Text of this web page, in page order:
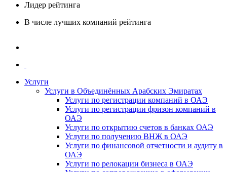
Лидер рейтинга
В числе лучших компаний рейтинга
Услуги
Услуги в Объединённых Арабских Эмиратах
Услуги по регистрации компаний в ОАЭ
Услуги по регистрации фризон компаний в
ОАЭ
Услуги по открытию счетов в банках ОАЭ
Услуги по получению ВНЖ в ОАЭ
Услуги по финансовой отчетности и аудиту в
ОАЭ
Услуги по релокации бизнеса в ОАЭ